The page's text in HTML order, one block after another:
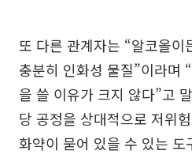
또 다른 관계자는 “알코올이
충분히 인화성 물질”이라며
을 쓸 이유가 크지 않다”고
당 공정을 상대적으로 저위
화약이 묻어 있을 수 있는